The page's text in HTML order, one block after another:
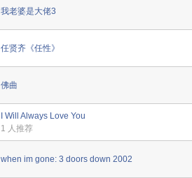
我老婆是大佬3
任贤齐《任性》
佛曲
I Will Always Love You
1 人推荐
when im gone: 3 doors down 2002